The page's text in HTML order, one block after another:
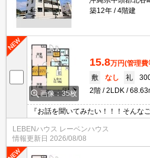
築12年
4階建
画像：35枚
15.8万円(管理費
敷
なし 礼
2階
2LDK
『お話を聞いてみたい！！！そんな
お引越しの方でもご安心してお任せ
LEBENハウス レーベンハウス
情報更新日 2026/08/08